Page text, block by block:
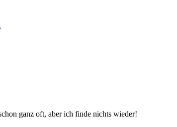
ganz oft, aber ich finde nichts wieder!